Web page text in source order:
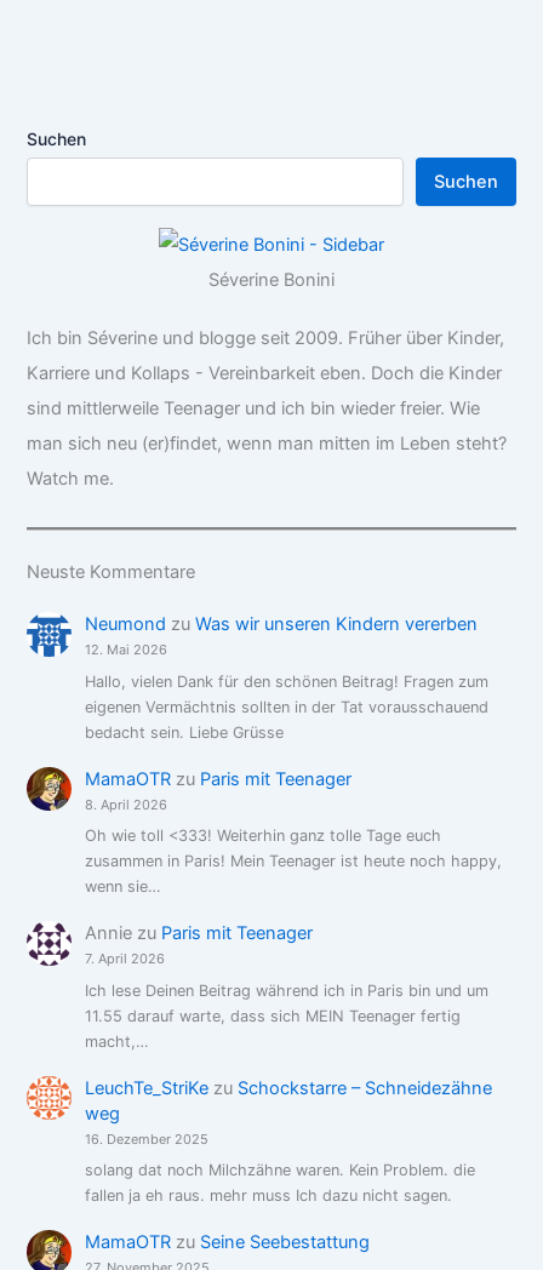
Suchen
Suchen
Séverine Bonini
Ich bin Séverine und blogge seit 2009. Früher über Kinder,
Karriere und Kollaps - Vereinbarkeit eben. Doch die Kinder
sind mittlerweile Teenager und ich bin wieder freier. Wie
man sich neu (er)findet, wenn man mitten im Leben steht?
Watch me.
Neuste Kommentare
Neumond zu Was wir unseren Kindern vererben
12. Mai 2026
Hallo, vielen Dank für den schönen Beitrag! Fragen zum
eigenen Vermächtnis sollten in der Tat vorausschauend
bedacht sein. Liebe Grüsse
MamaOTRzu Paris mit Teenager
8. April 2026
Oh wie toll <333! Weiterhin ganz tolle Tage euch
zusammen in Paris! Mein Teenager ist heute noch happy,
wenn sie…
Anniezu Paris mit Teenager
7. April 2026
Ich lese Deinen Beitrag während ich in Paris bin und um
11.55 darauf warte, dass sich MEIN Teenager fertig
macht,…
LeuchTe_StriKezu Schockstarre – Schneidezähne
weg
16. Dezember 2025
solang dat noch Milchzähne waren. Kein Problem. die
fallen ja eh raus. mehr muss Ich dazu nicht sagen.
MamaOTRzu Seine Seebestattung